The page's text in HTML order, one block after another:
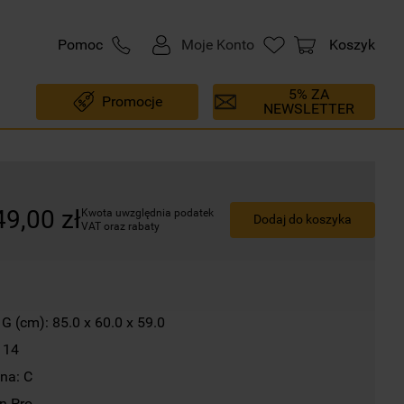
Pomoc Moje Konto Koszyk
Promocje
5% ZA
NEWSLETTER
,00 złKwota uwzględnia podatek
VAT oraz rabaty
Dodaj do koszyka
(cm): 85.0 x 60.0 x 59.0
14
C